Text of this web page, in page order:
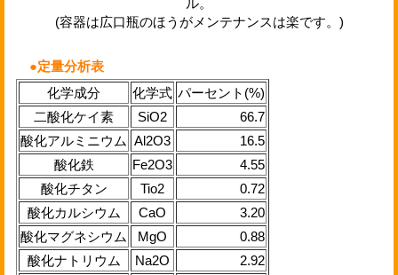
(容器は広口瓶のほうがメンテナンスは楽です。)
●定量分析表
化学成分
化学式 パーセント(%)
二酸化ケイ素
SiO2
66.7
酸化アルミニウム Al2O3
16.5
酸化鉄
Fe2O3
4.55
酸化チタン
Tio2
0.72
酸化カルシウム
CaO
3.20
酸化マグネシウム
MgO
0.88
酸化ナトリウム
Na2O
2.92